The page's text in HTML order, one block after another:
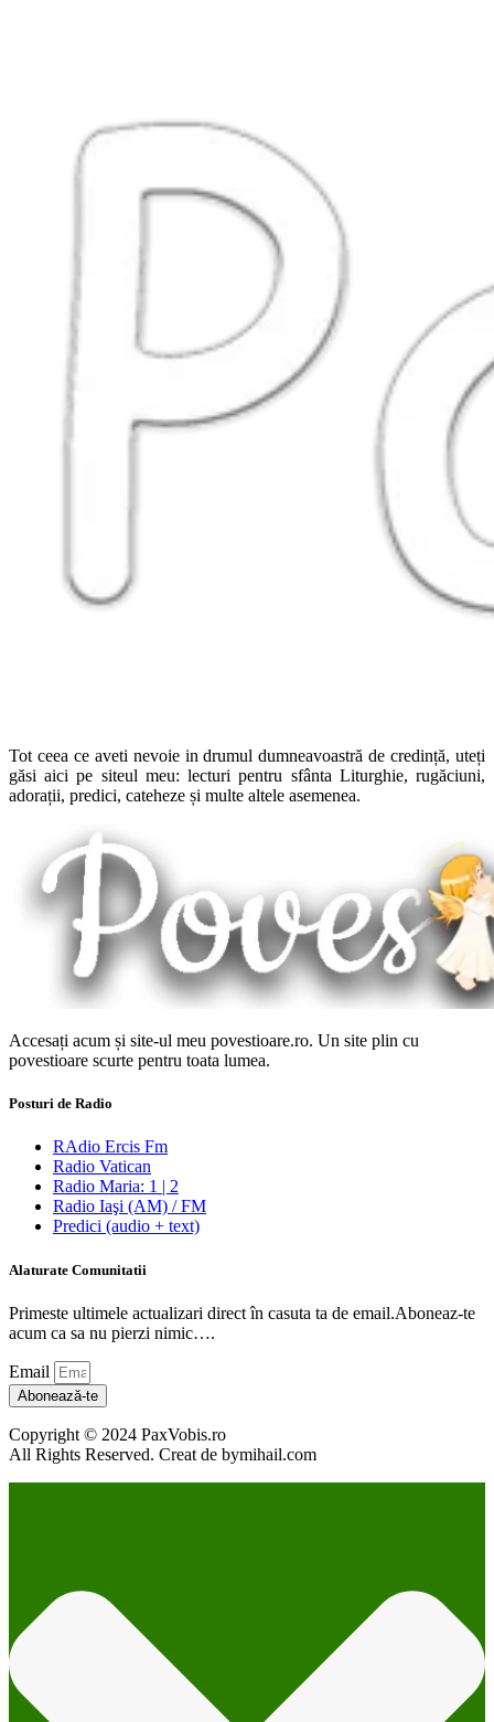
Tot ceea ce aveti nevoie in drumul dumneavoastră de credință, uteți
găsi aici pe siteul meu: lecturi pentru sfânta Liturghie, rugăciuni,
adorații, predici, cateheze și multe altele asemenea.
Accesați acum și site-ul meu povestioare.ro. Un site plin cu
povestioare scurte pentru toata lumea.
Posturi de Radio
RAdio Ercis Fm
Radio Vatican
Radio Maria: 1 | 2
Radio Iaşi (AM) / FM
Predici (audio + text)
Alaturate Comunitatii
Primeste ultimele actualizari direct în casuta ta de email.Aboneaz-te
acum ca sa nu pierzi nimic….
Email
Abonează-te
Copyright © 2024 PaxVobis.ro
All Rights Reserved. Creat de bymihail.com